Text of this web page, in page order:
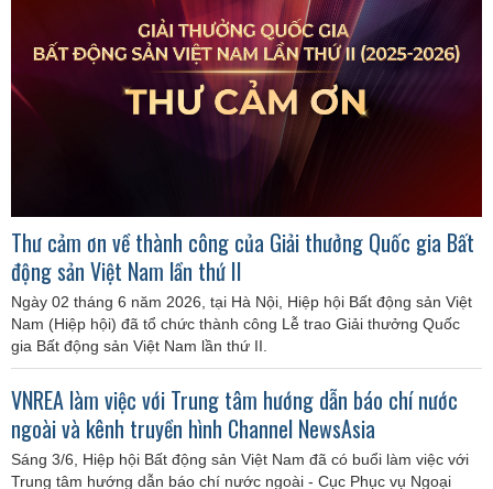
Thư cảm ơn về thành công của Giải thưởng Quốc gia Bất
động sản Việt Nam lần thứ II
Ngày 02 tháng 6 năm 2026, tại Hà Nội, Hiệp hội Bất động sản Việt
Nam (Hiệp hội) đã tổ chức thành công Lễ trao Giải thưởng Quốc
gia Bất động sản Việt Nam lần thứ II.
VNREA làm việc với Trung tâm hướng dẫn báo chí nước
ngoài và kênh truyền hình Channel NewsAsia
Sáng 3/6, Hiệp hội Bất động sản Việt Nam đã có buổi làm việc với
Trung tâm hướng dẫn báo chí nước ngoài - Cục Phục vụ Ngoại